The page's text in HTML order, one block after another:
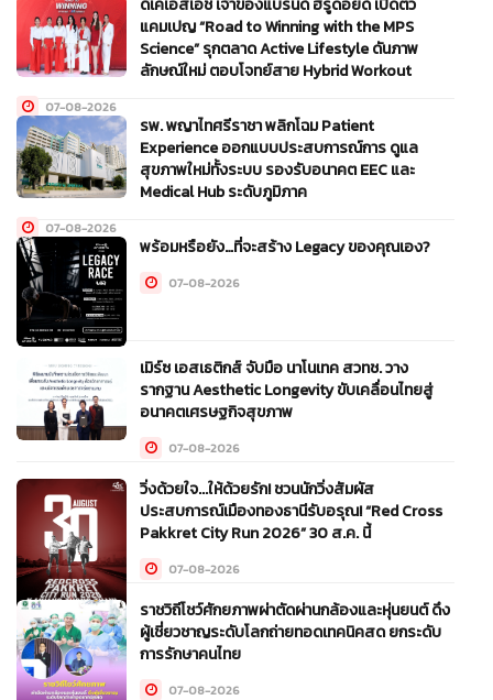
ดีเคเอสเอช เจ้าของแบรนด์ ฮีรูดอยด์ เปิดตัว
แคมเปญ “Road to Winning with the MPS
Science” รุกตลาด Active Lifestyle ดันภาพ
ลักษณ์ใหม่ ตอบโจทย์สาย Hybrid Workout
07-08-2026
รพ. พญาไทศรีราชา พลิกโฉม Patient
Experience ออกแบบประสบการณ์การ ดูแล
สุขภาพใหม่ทั้งระบบ รองรับอนาคต EEC และ
Medical Hub ระดับภูมิภาค
07-08-2026
พร้อมหรือยัง…ที่จะสร้าง Legacy ของคุณเอง?
07-08-2026
เมิร์ซ เอสเธติกส์ จับมือ นาโนเทค สวทช. วาง
รากฐาน Aesthetic Longevity ขับเคลื่อนไทยสู่
อนาคตเศรษฐกิจสุขภาพ
07-08-2026
วิ่งด้วยใจ...ให้ด้วยรัก! ชวนนักวิ่งสัมผัส
ประสบการณ์เมืองทองธานีรับอรุณ! “Red Cross
Pakkret City Run 2026” 30 ส.ค. นี้
07-08-2026
ราชวิถีโชว์ศักยภาพผ่าตัดผ่านกล้องและหุ่นยนต์ ดึง
ผู้เชี่ยวชาญระดับโลกถ่ายทอดเทคนิคสด ยกระดับ
การรักษาคนไทย
07-08-2026